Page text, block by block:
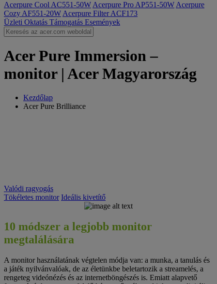
Acerpure Cool AC551-50W Acerpure Pro AP551-50W Acerpure
Cozy AF551-20W Acerpure Filter ACF173
Üzleti Oktatás Támogatás Események
Acer Pure Immersion –
monitor | Acer Magyarország
Kezdőlap
Acer Pure Brilliance
Valódi ragyogás
Tökéletes monitor Ideális kivetítő
PURE
Acer ConsumerMonitors
10 módszer a legjobb monitor
megtalálására
A monitor használatának végtelen módja van: a munka, a tanulás és
a játék nyilvánvalóak, de az életünkbe beletartozik a streamelés, a
rengeteg videónézés és az internetböngészés is. Emiatt alapvető